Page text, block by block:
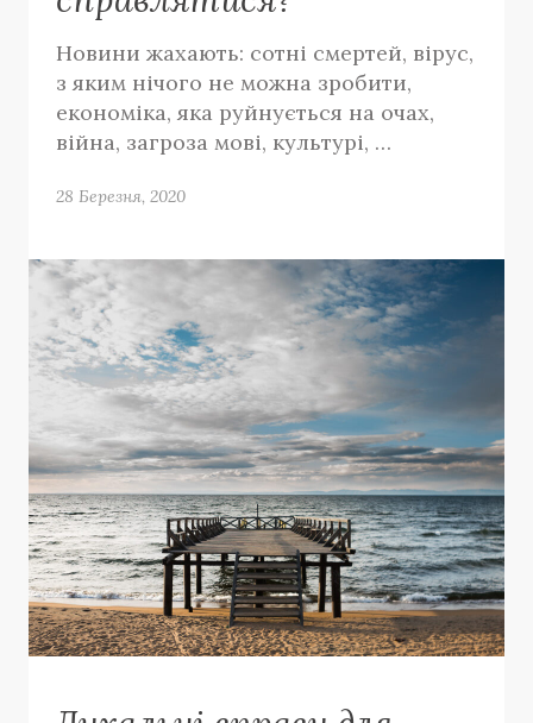
Новини жахають: сотні смертей, вірус,
з яким нічого не можна зробити,
економіка, яка руйнується на очах,
війна, загроза мові, культурі, …
28 Березня, 2020